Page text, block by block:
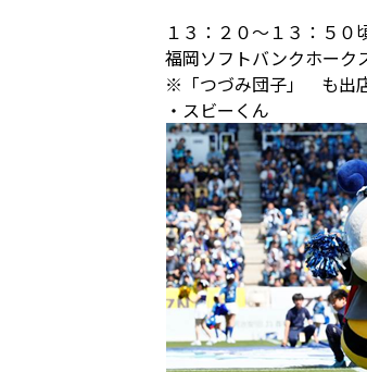
１３：２０～１３：５
福岡ソフトバンクホーク
※「つづみ団子」 も出
・スビーくん